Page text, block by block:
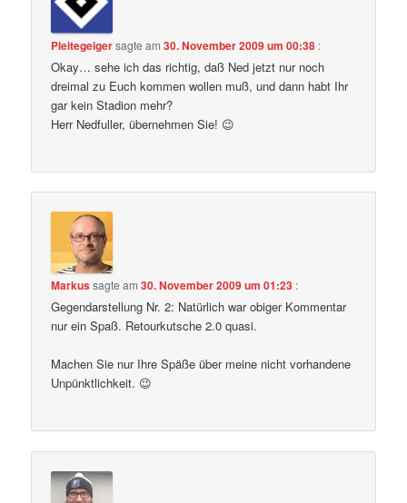
Pleitegeigersagte am30. November 2009 um 00:38 :
Okay… sehe ich das richtig, daß Ned jetzt nur noch
dreimal zu Euch kommen wollen muß, und dann habt Ihr
gar kein Stadion mehr?
Herr Nedfuller, übernehmen Sie! 😉
Markussagte am30. November 2009 um 01:23 :
Gegendarstellung Nr. 2: Natürlich war obiger Kommentar
nur ein Spaß. Retourkutsche 2.0 quasi.
Machen Sie nur Ihre Späße über meine nicht vorhandene
Unpünktlichkeit. 😉